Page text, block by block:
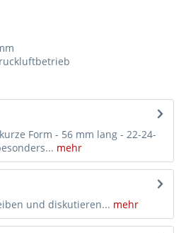
Form - 56 mm lang - 22-24-
mehr
und diskutieren... mehr